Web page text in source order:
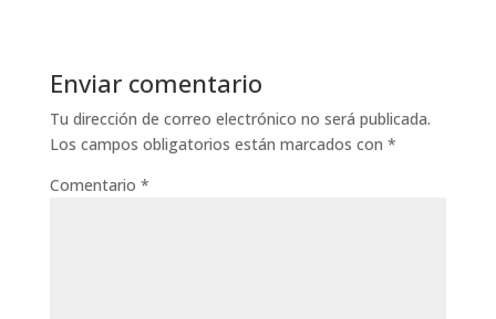
Enviar comentario
Tu dirección de correo electrónico no será publicada.
Los campos obligatorios están marcados con *
Comentario *